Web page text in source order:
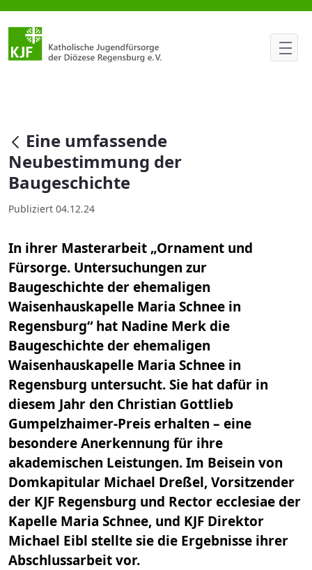
Eine umfassende
null
Eine umfassende
Neubestimmung der
Baugeschichte
Publiziert 04.12.24
In ihrer Masterarbeit „Ornament und
Fürsorge. Untersuchungen zur
Baugeschichte der ehemaligen
Waisenhauskapelle Maria Schnee in
Regensburg“ hat Nadine Merk die
Baugeschichte der ehemaligen
Waisenhauskapelle Maria Schnee in
Regensburg untersucht. Sie hat dafür in
diesem Jahr den Christian Gottlieb
Gumpelzhaimer-Preis erhalten – eine
besondere Anerkennung für ihre
akademischen Leistungen. Im Beisein von
Domkapitular Michael Dreßel, Vorsitzender
der KJF Regensburg und Rector ecclesiae der
Kapelle Maria Schnee, und KJF Direktor
Michael Eibl stellte sie die Ergebnisse ihrer
Abschlussarbeit vor.